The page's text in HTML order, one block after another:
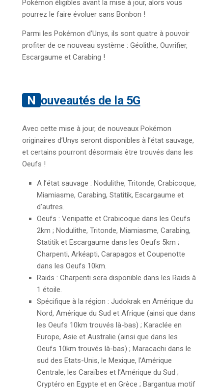
Pokémon éligibles avant la mise à jour, alors vous
pourrez le faire évoluer sans Bonbon !
Parmi les Pokémon d’Unys, ils sont quatre à pouvoir
profiter de ce nouveau système : Géolithe, Ouvrifier,
Escargaume et Carabing !
Nouveautés de la 5G
Avec cette mise à jour, de nouveaux Pokémon
originaires d’Unys seront disponibles à l’état sauvage,
et certains pourront désormais être trouvés dans les
Oeufs !
A l’état sauvage : Nodulithe, Tritonde, Crabicoque,
Miamiasme, Carabing, Statitik, Escargaume et
d’autres.
Oeufs : Venipatte et Crabicoque dans les Oeufs
2km ; Nodulithe, Tritonde, Miamiasme, Carabing,
Statitik et Escargaume dans les Oeufs 5km ;
Charpenti, Arkéapti, Carapagos et Coupenotte
dans les Oeufs 10km.
Raids : Charpenti sera disponible dans les Raids à
1 étoile.
Spécifique à la région : Judokrak en Amérique du
Nord, Amérique du Sud et Afrique (ainsi que dans
les Oeufs 10km trouvés là-bas) ; Karaclée en
Europe, Asie et Australie (ainsi que dans les
Oeufs 10km trouvés là-bas) ; Maracachi dans le
sud des Etats-Unis, le Mexique, l’Amérique
Centrale, les Caraïbes et l’Amérique du Sud ;
Cryptéro en Egypte et en Grèce ; Bargantua motif